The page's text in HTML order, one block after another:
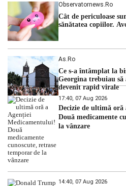
Observatornews.ro
Cât de periculoase
sănătatea copiilor.
As.ro
Ce s-a întâmplat la
Georgina trebuiau
devenit rapid virale
17:40, 07 Aug 2026
Decizie de ultimă
Două medicamente
la vânzare
14:40, 07 Aug 2026